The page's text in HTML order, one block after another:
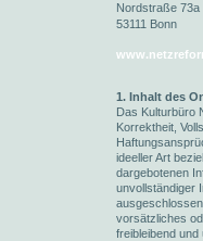
Nordstraße 73a
53111 Bonn
1. Inhalt des
Das Kulturbüro
Korrektheit,
ideeller Art
dargebotenen
unvollständiger
vorsätzliches
freibleibend